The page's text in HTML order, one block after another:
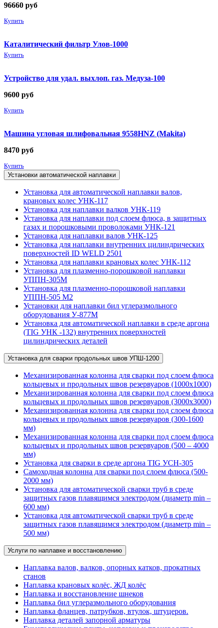
96660 руб
Купить
Каталитический фильтр Улов-1000
Купить
Устройство для удал. выхлоп. газ. Медуза-100
9600 руб
Купить
Машина угловая шлифовальная 9558HNZ (Makita)
8470 руб
Купить
Установки автоматической наплавки
Установка для автоматической наплавки валов,
крановых колес УНК-117
Установка для наплавки валков УНК-119
Установка для наплавки под слоем флюса, в защитных
газах и порошковыми проволоками УНК-121
Установка для наплавки валов УНК-125
Установка для наплавки внутренних цилиндрических
поверхностей ID WELD 2501
Установка для наплавки крановых колес УНК-112
Установка для плазменно-порошковой наплавки
УППН-305М
Установка для плазменно-порошковой наплавки
УППН-505 М2
Установки для наплавки бил углеразмольного
оборудования У-877М
Установка для автоматической наплавки в среде аргона
(TIG УНК -132) внутренних поверхностей
цилиндрических деталей
Установка для сварки продольных швов УПШ-1200
Механизированная колонна для сварки под слоем флюса
кольцевых и продольных швов резервуаров (1000х1000)
Механизированная колонна для сварки под слоем флюса
кольцевых и продольных швов резервуаров (3000х3000)
Механизированная колонна для сварки под слоем флюса
кольцевых и продольных швов резервуаров (300-1600
мм)
Механизированная колонна для сварки под слоем флюса
кольцевых и продольных швов резервуаров (500 – 4000
мм)
Установка для сварки в среде аргона TIG УСН-305
Самоходная колонна для сварки под слоем флюса (500-
2000 мм)
Установка для автоматической сварки труб в среде
защитных газов плавящимся электродом (диаметр min –
600 мм)
Установка для автоматической сварки труб в среде
защитных газов плавящимся электродом (диаметр min –
500 мм)
Услуги по наплавке и восстановлению
Наплавка валов, валков, опорных катков, прокатных
станов
Наплавка крановых колёс, ЖД колёс
Наплавка и восстановление шнеков
Наплавка бил углеразмольного оборудования
Наплавка фланцев, патрубков, втулок, штуцеров.
Наплавка деталей запорной арматуры